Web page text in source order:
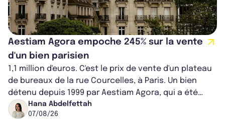
Aestiam Agora empoche 245% sur la vente
d'un bien parisien
1,1 million d'euros. C'est le prix de vente d'un plateau
de bureaux de la rue Courcelles, à Paris. Un bien
détenu depuis 1999 par Aestiam Agora, qui a été
cédé avec une plus-value...
Hana Abdelfettah
07/08/26